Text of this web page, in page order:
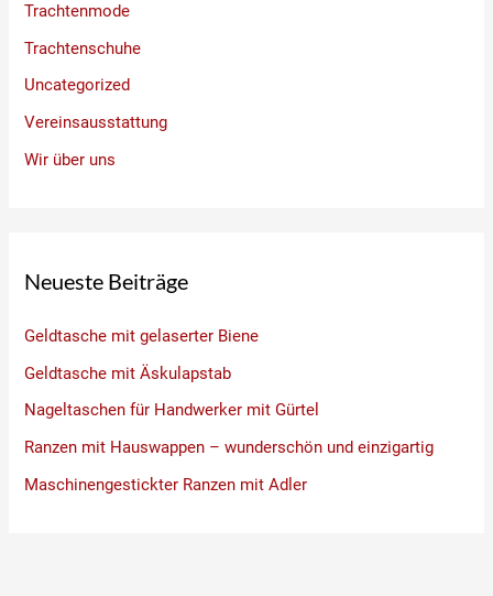
Trachtenmode
Trachtenschuhe
Uncategorized
Vereinsausstattung
Wir über uns
Neueste Beiträge
Geldtasche mit gelaserter Biene
Geldtasche mit Äskulapstab
Nageltaschen für Handwerker mit Gürtel
Ranzen mit Hauswappen – wunderschön und einzigartig
Maschinengestickter Ranzen mit Adler